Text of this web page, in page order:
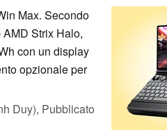
Max. Secondo
Strix Halo,
con un display
opzionale per
Duy), Pubblicato